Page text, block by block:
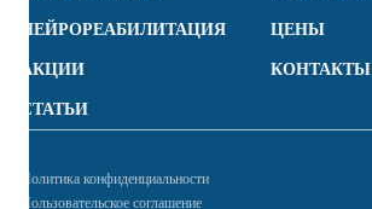
НЕЙРОРЕАБИЛИТАЦИЯ ЦЕНЫ
АКЦИИ КОНТАКТЫ
СТАТЬИ
Политика конфиденциальности
Пользовательское соглашение